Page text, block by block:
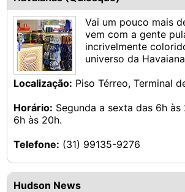
Vai um pouco mais
vem com a gente
incrivelmente
universo da
Localização: Piso Térreo, Terminal
Horário: Segunda a sexta das 6h
6h às 20h.
Telefone: (31) 99135-9276
Hudson News